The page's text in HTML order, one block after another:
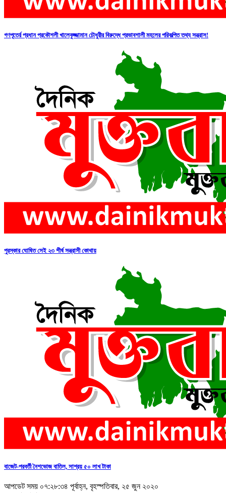
গণপূতের্র প্রধান প্রকৌশলী খালেকুজ্জামান চৌধুরীর বিরুদ্ধে প্রভাবশালী মহলের পরিকল্পিত তথ্য সন্ত্রাস!
পুরস্কার ঘোষিত সেই ২৩ শীর্ষ সন্ত্রাসী কোথায়
বাজেট-পরবর্তী নৈশভোজ বাতিল, সাশ্রয় ৫০ লাখ টাকা
আপডেট সময় ০৭:২৮:৩৪ পূর্বাহ্ন, বৃহস্পতিবার, ২৫ জুন ২০২০